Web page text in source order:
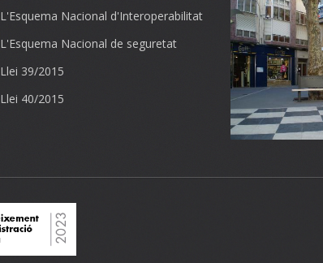
L'Esquema Nacional d'Interoperabilitat
L'Esquema Nacional de seguretat
Llei 39/2015
Llei 40/2015